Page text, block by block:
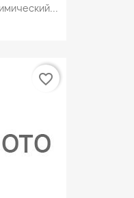
favorite_border